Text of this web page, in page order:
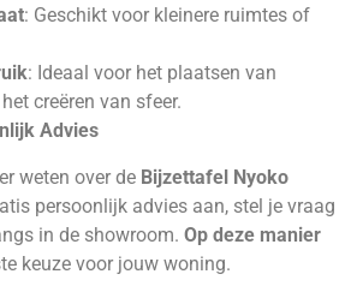
: Geschikt voor kleinere ruimtes of
: Ideaal voor het plaatsen van
creëren van sfeer.
Advies
weten over de Bijzettafel Nyoko
persoonlijk advies aan, stel je vraag
in de showroom. Op deze manier
keuze voor jouw woning.